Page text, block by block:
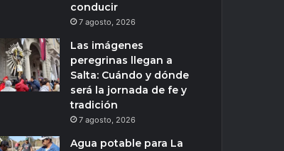
conducir
7 agosto, 2026
Las imágenes
peregrinas llegan a
Salta: Cuándo y dónde
será la jornada de fe y
tradición
7 agosto, 2026
Agua potable para La